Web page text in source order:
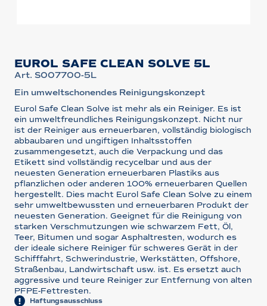
EUROL SAFE CLEAN SOLVE 5L
Art. S007700-5L
Ein umweltschonendes Reinigungskonzept
Eurol Safe Clean Solve ist mehr als ein Reiniger. Es ist
ein umweltfreundliches Reinigungskonzept. Nicht nur
ist der Reiniger aus erneuerbaren, vollständig biologisch
abbaubaren und ungiftigen Inhaltsstoffen
zusammengesetzt, auch die Verpackung und das
Etikett sind vollständig recycelbar und aus der
neuesten Generation erneuerbaren Plastiks aus
pflanzlichen oder anderen 100% erneuerbaren Quellen
hergestellt. Dies macht Eurol Safe Clean Solve zu einem
sehr umweltbewussten und erneuerbaren Produkt der
neuesten Generation. Geeignet für die Reinigung von
starken Verschmutzungen wie schwarzem Fett, Öl,
Teer, Bitumen und sogar Asphaltresten, wodurch es
der ideale sichere Reiniger für schweres Gerät in der
Schifffahrt, Schwerindustrie, Werkstätten, Offshore,
Straßenbau, Landwirtschaft usw. ist. Es ersetzt auch
aggressive und teure Reiniger zur Entfernung von alten
PFPE-Fettresten.
Haftungsausschluss